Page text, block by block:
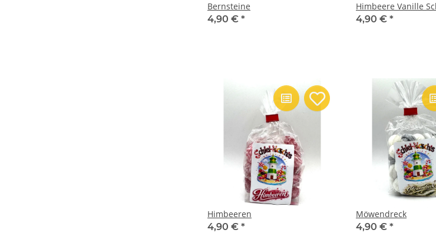
Bernsteine
4,90 € *
Himbeere Vanille
4,90 € *
Himbeeren
4,90 € *
Möwendreck
4,90 € *